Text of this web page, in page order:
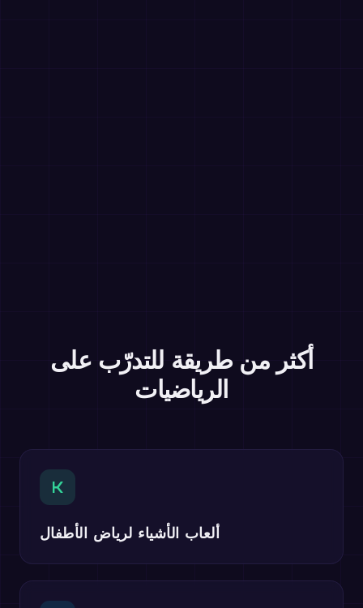
أكثر من طريقة للتدرّب على
الرياضيات
K
ألعاب الأشياء لرياض الأطفال